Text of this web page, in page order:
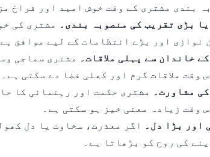
بندی مشتری کے وقت خوش امید اور فراخ
بڑی تقریب کی منصوبہ بندی۔ مشتری کی
نوازی اور بڑے انتظامات کے لیے موافق
خاندان سے پہلی ملاقات۔ مشتری سماجی
وقت ملاقات گرم اور کھلی فضا دے سکتی ہے۔
مشاورت۔ مشتری حکمت اور رہنمائی کا
وقت زیادہ معنی خیز ہو سکتی ہے۔
اور بڑا دل۔ اگر معذرت، سخاوت یا دل
کی روح کو بڑھاتا ہے۔